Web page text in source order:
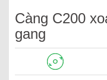
Càng C200
gang